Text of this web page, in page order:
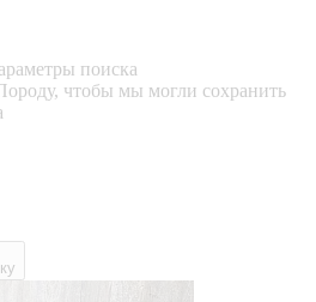
поиска
чтобы мы могли сохранить